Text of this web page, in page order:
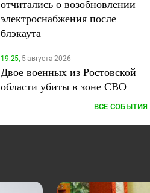
отчитались о возобновлении
электроснабжения после
блэкаута
19:25,5 августа 2026
Двое военных из Ростовской
области убиты в зоне СВО
ВСЕ СОБЫТИЯ